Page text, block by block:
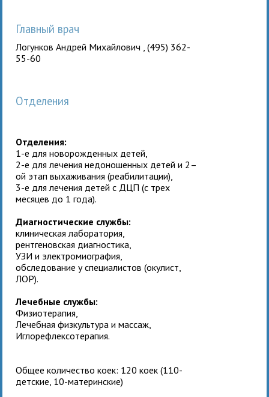
Главный врач
Логунков Андрей Михайлович , (495) 362-
55-60
Отделения
Отделения:
1-е для новорожденных детей,
2-е для лечения недоношенных детей и 2–
ой этап выхаживания (реабилитации),
3-е для лечения детей с ДЦП (с трех
месяцев до 1 года).
Диагностические службы:
клиническая лаборатория,
рентгеновская диагностика,
УЗИ и электромиография,
обследование у специалистов (окулист,
ЛОР).
Лечебные службы:
Физиотерапия,
Лечебная физкультура и массаж,
Иглорефлексотерапия.
Общее количество коек: 120 коек (110-
детские, 10-материнские)